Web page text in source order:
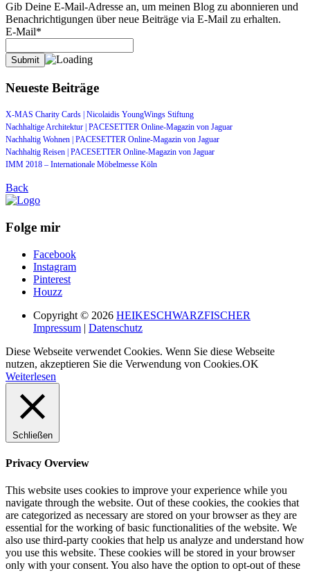
Gib Deine E-Mail-Adresse an, um meinen Blog zu abonnieren und
Benachrichtigungen über neue Beiträge via E-Mail zu erhalten.
E-Mail*
Neueste Beiträge
X-MAS Charity Cards | Nicolaidis YoungWings Stiftung
Nachhaltige Architektur | PACESETTER Online-Magazin von Jaguar
Nachhaltig Wohnen | PACESETTER Online-Magazin von Jaguar
Nachhaltig Reisen | PACESETTER Online-Magazin von Jaguar
IMM 2018 – Internationale Möbelmesse Köln
Back
Folge mir
Facebook
Instagram
Pinterest
Houzz
Copyright © 2026 HEIKESCHWARZFISCHER
Impressum | Datenschutz
Diese Webseite verwendet Cookies. Wenn Sie diese Webseite
nutzen, akzeptieren Sie die Verwendung von Cookies.OK
Weiterlesen
Schließen
Privacy Overview
This website uses cookies to improve your experience while you
navigate through the website. Out of these cookies, the cookies that
are categorized as necessary are stored on your browser as they are
essential for the working of basic functionalities of the website. We
also use third-party cookies that help us analyze and understand how
you use this website. These cookies will be stored in your browser
only with your consent. You also have the option to opt-out of these